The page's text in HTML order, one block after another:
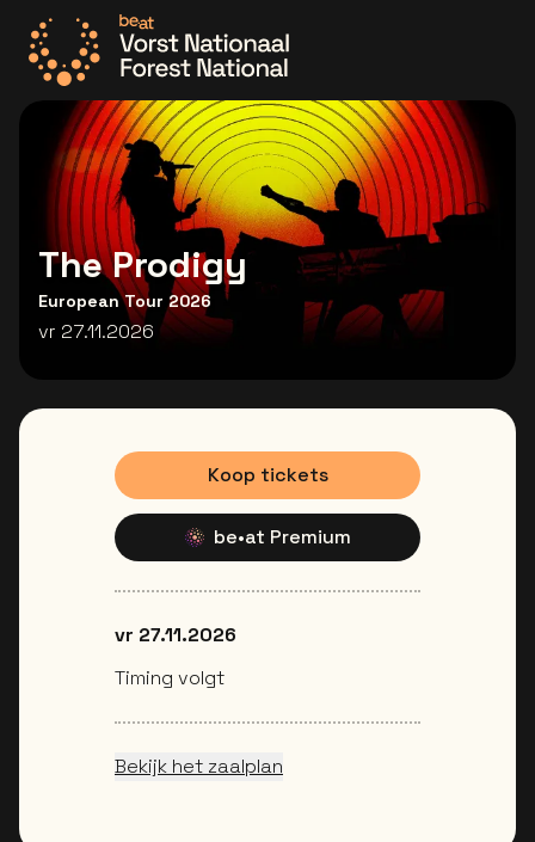
Ga naar de homepage
The Prodigy
European Tour 2026
vr 27.11.2026
Koop tickets
be•at Premium
vr 27.11.2026
Timing volgt
Bekijk het zaalplan